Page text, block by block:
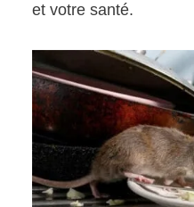
et votre santé.